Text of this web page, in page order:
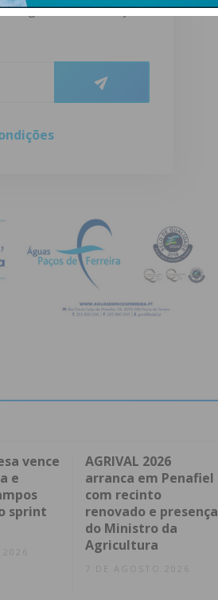
regular a informação
vence
e
sprint
AGRIVAL 2026
arranca em Penafiel
com recinto
renovado e presença
do Ministro da
Agricultura
7 DE AGOSTO 2026